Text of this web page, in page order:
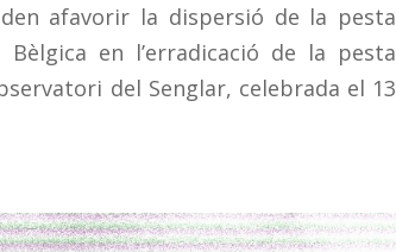
afavorir la dispersió de la pesta
en l’erradicació de la pesta
del Senglar, celebrada el 13